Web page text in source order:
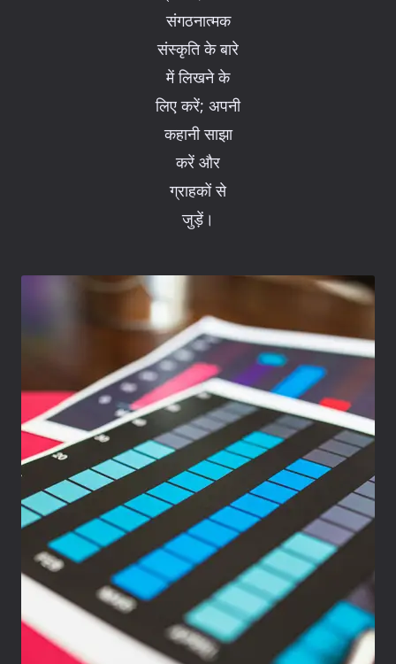
संगठनात्मक
संस्कृति के बारे
में लिखने के
लिए करें; अपनी
कहानी साझा
करें और
ग्राहकों से
जुड़ें।